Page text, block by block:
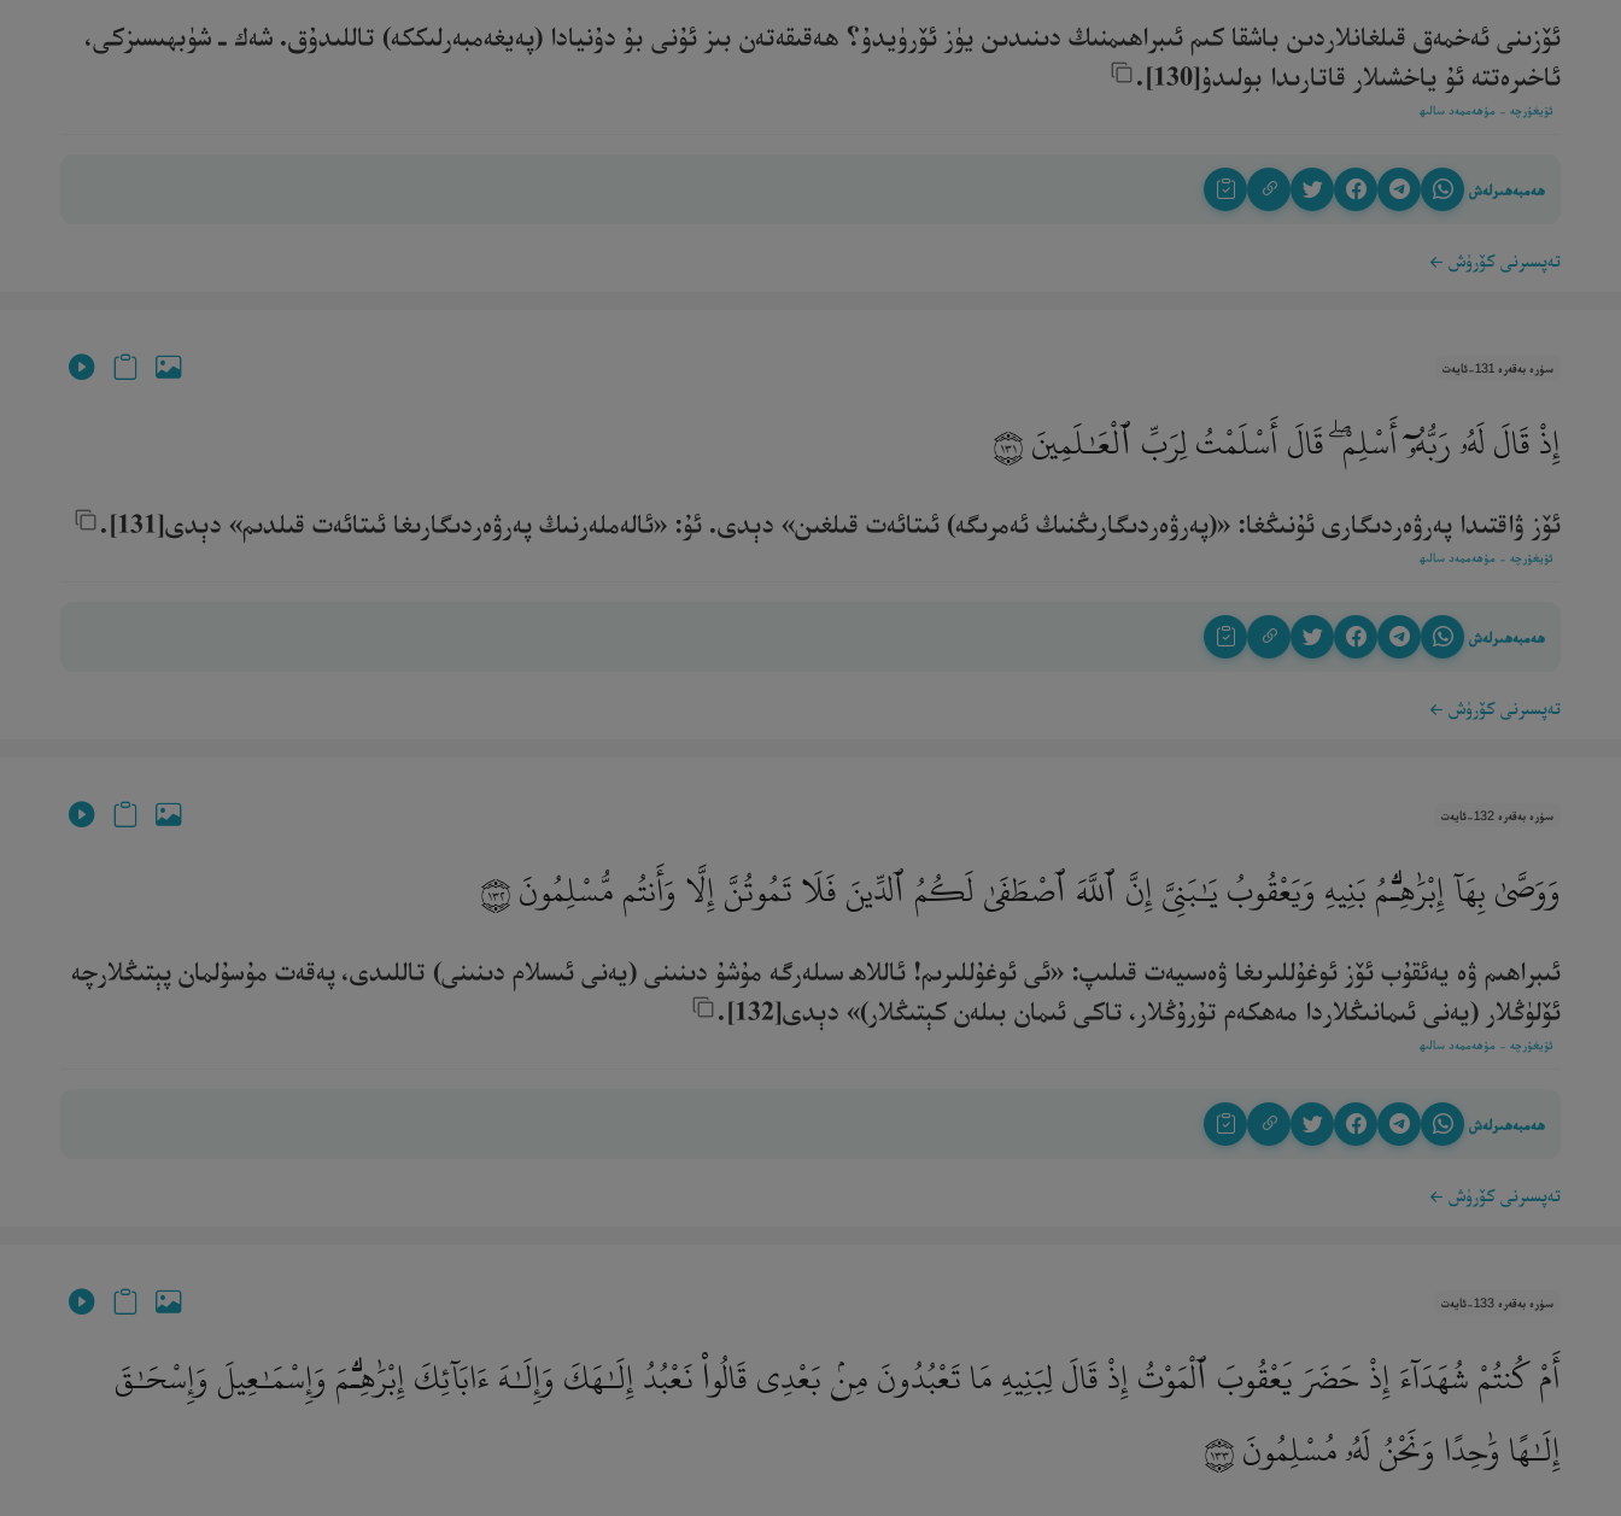
ئۆزىنى ئەخمەق قىلغانلاردىن باشقا كىم ئىبراھىمنىڭ دىنىدىن يۈز ئۆرۈيدۇ؟ ھەقىقەتەن بىز ئۇنى بۇ دۇنيادا (پەيغەمبەرلىككە) تاللىدۇق. شەك ـ شۈبھىسىزكى،
ئاخىرەتتە ئۇ ياخشىلار قاتارىدا بولىدۇ[130].‎
ئۇيغۇرچە - مۇھەممەد سالىھ
ھەمبەھىرلەش
تەپسىرنى كۆرۈش
سۈرە بەقەرە 131-ئايەت
إِذْ قَالَ لَهُۥ رَبُّهُۥٓ أَسْلِمْ ۖ قَالَ أَسْلَمْتُ لِرَبِّ ٱلْعَـٰلَمِينَ ١٣١
ئۆز ۋاقتىدا پەرۋەردىگارى ئۇنىڭغا: «(پەرۋەردىگارىڭنىڭ ئەمرىگە) ئىتائەت قىلغىن» دېدى. ئۇ: «ئالەملەرنىڭ پەرۋەردىگارىغا ئىتائەت قىلدىم» دېدى[131].‎
ئۇيغۇرچە - مۇھەممەد سالىھ
ھەمبەھىرلەش
تەپسىرنى كۆرۈش
سۈرە بەقەرە 132-ئايەت
وَوَصَّىٰ بِهَآ إِبْرَٰهِـۧمُ بَنِيهِ وَيَعْقُوبُ يَـٰبَنِىَّ إِنَّ ٱللَّهَ ٱصْطَفَىٰ لَكُمُ ٱلدِّينَ فَلَا تَمُوتُنَّ إِلَّا وَأَنتُم مُّسْلِمُونَ ١٣٢
ئىبراھىم ۋە يەئقۇب ئۆز ئوغۇللىرىغا ۋەسىيەت قىلىپ: «ئى ئوغۇللىرىم! ئاللاھ سىلەرگە مۇشۇ دىنىنى (يەنى ئىسلام دىنىنى) تاللىدى، پەقەت مۇسۇلمان پېتىڭلارچە
ئۆلۈڭلار (يەنى ئىمانىڭلاردا مەھكەم تۇرۇڭلار، تاكى ئىمان بىلەن كېتىڭلار)» دېدى[132].‎
ئۇيغۇرچە - مۇھەممەد سالىھ
ھەمبەھىرلەش
تەپسىرنى كۆرۈش
سۈرە بەقەرە 133-ئايەت
أَمْ كُنتُمْ شُهَدَآءَ إِذْ حَضَرَ يَعْقُوبَ ٱلْمَوْتُ إِذْ قَالَ لِبَنِيهِ مَا تَعْبُدُونَ مِنۢ بَعْدِى قَالُوا۟ نَعْبُدُ إِلَـٰهَكَ وَإِلَـٰهَ ءَابَآئِكَ إِبْرَٰهِـۧمَ وَإِسْمَـٰعِيلَ وَإِسْحَـٰقَ
إِلَـٰهًا وَٰحِدًا وَنَحْنُ لَهُۥ مُسْلِمُونَ
١٣٣